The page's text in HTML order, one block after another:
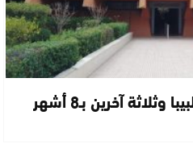
ابتدائية بني ملال تدين طبيبا وثلاثة آخرين بـ8 أشهر